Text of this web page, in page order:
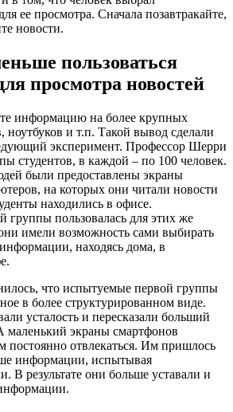
ее просмотра. Сначала позавтракайте,
новости.
пользоваться
просмотра новостей
информацию на более крупных
ноутбуков и т.п. Такой вывод сделали
эксперимент. Профессор Шерри
студентов, в каждой – по 100 человек.
были предоставлены экраны
на которых они читали новости
находились в офисе.
группы пользовалась для этих же
имели возможность сами выбирать
находясь дома, в
что испытуемые первой группы
в более структурированном виде.
усталость и пересказали больший
экраны смартфонов
постоянно отвлекаться. Им пришлось
информации, испытывая
В результате они больше уставали и